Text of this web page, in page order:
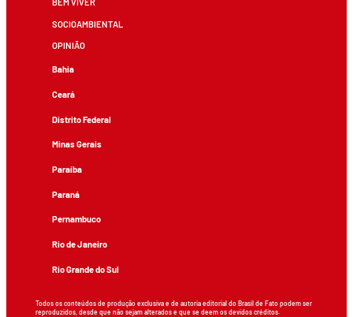
SOCIOAMBIENTAL
OPINIÃO
Bahia
Ceará
Distrito Federal
Minas Gerais
Paraíba
Paraná
Pernambuco
Rio de Janeiro
Rio Grande do Sul
Todos os conteúdos de produção exclusiva e de autoria editorial do Brasil de Fato podem ser
reproduzidos, desde que não sejam alterados e que se deem os devidos créditos.